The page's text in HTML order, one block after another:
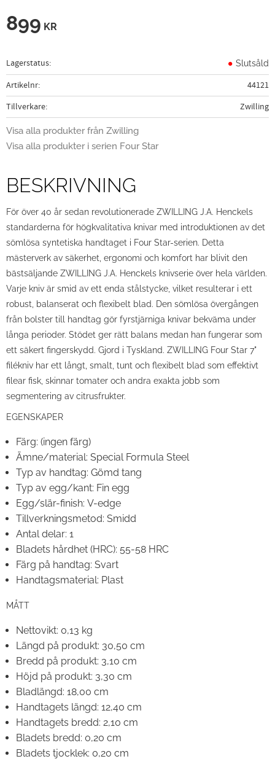
899 KR
Lagerstatus Slutsåld
Artikelnr
44121
Tillverkare
Zwilling
Visa alla produkter från Zwilling
Visa alla produkter i serien Four Star
BESKRIVNING
För över 40 år sedan revolutionerade ZWILLING J.A. Henckels
standarderna för högkvalitativa knivar med introduktionen av det
sömlösa syntetiska handtaget i Four Star-serien. Detta
mästerverk av säkerhet, ergonomi och komfort har blivit den
bästsäljande ZWILLING J.A. Henckels knivserie över hela världen.
Varje kniv är smid av ett enda stålstycke, vilket resulterar i ett
robust, balanserat och flexibelt blad. Den sömlösa övergången
från bolster till handtag gör fyrstjärniga knivar bekväma under
långa perioder. Stödet ger rätt balans medan han fungerar som
ett säkert fingerskydd. Gjord i Tyskland. ZWILLING Four Star 7"
filékniv har ett långt, smalt, tunt och flexibelt blad som effektivt
filear fisk, skinnar tomater och andra exakta jobb som
segmentering av citrusfrukter.
EGENSKAPER
Färg: (ingen färg)
Ämne/material: Special Formula Steel
Typ av handtag: Gömd tang
Typ av egg/kant: Fin egg
Egg/slär-finish: V-edge
Tillverkningsmetod: Smidd
Antal delar: 1
Bladets hårdhet (HRC): 55-58 HRC
Färg på handtag: Svart
Handtagsmaterial: Plast
MÅTT
Nettovikt: 0,13 kg
Längd på produkt: 30,50 cm
Bredd på produkt: 3,10 cm
Höjd på produkt: 3,30 cm
Bladlängd: 18,00 cm
Handtagets längd: 12,40 cm
Handtagets bredd: 2,10 cm
Bladets bredd: 0,20 cm
Bladets tjocklek: 0,20 cm